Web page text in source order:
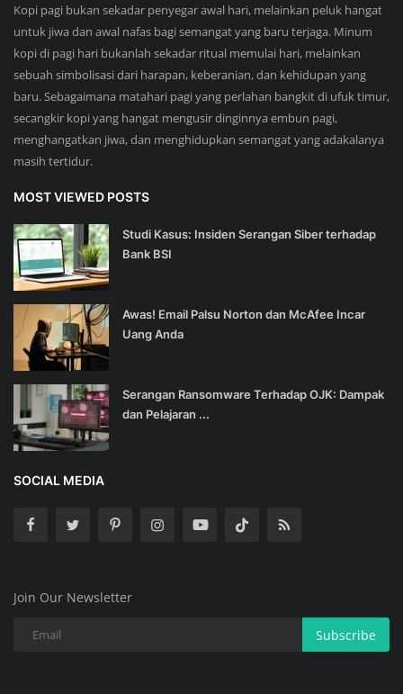
Kopi pagi bukan sekadar penyegar awal hari, melainkan peluk hangat
untuk jiwa dan awal nafas bagi semangat yang baru terjaga. Minum
kopi di pagi hari bukanlah sekadar ritual memulai hari, melainkan
sebuah simbolisasi dari harapan, keberanian, dan kehidupan yang
baru. Sebagaimana matahari pagi yang perlahan bangkit di ufuk timur,
secangkir kopi yang hangat mengusir dinginnya embun pagi,
menghangatkan jiwa, dan menghidupkan semangat yang adakalanya
masih tertidur.
MOST VIEWED POSTS
Studi Kasus: Insiden Serangan Siber terhadap
Bank BSI
Awas! Email Palsu Norton dan McAfee Incar
Uang Anda
Serangan Ransomware Terhadap OJK: Dampak
dan Pelajaran ...
SOCIAL MEDIA
Join Our Newsletter
Subscribe